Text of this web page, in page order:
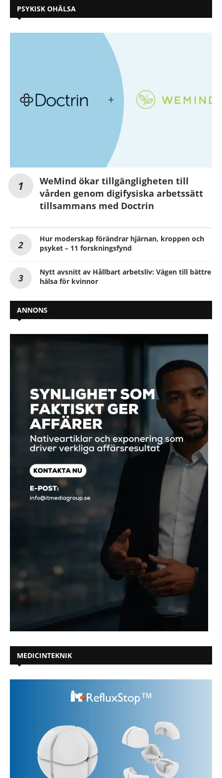
PSYKISK OHÄLSA
WeMind ökar tillgängligheten till
vården genom digifysiska arbetssätt
tillsammans med Doctrin
Hur moderskap förändrar hjärnan, kroppen och
psyket – 11 forskningsfynd
Nytt avsnitt av Hållbart arbetsliv: Vägen till bättre
hälsa för kvinnor
ANNONS
MEDICINTEKNIK